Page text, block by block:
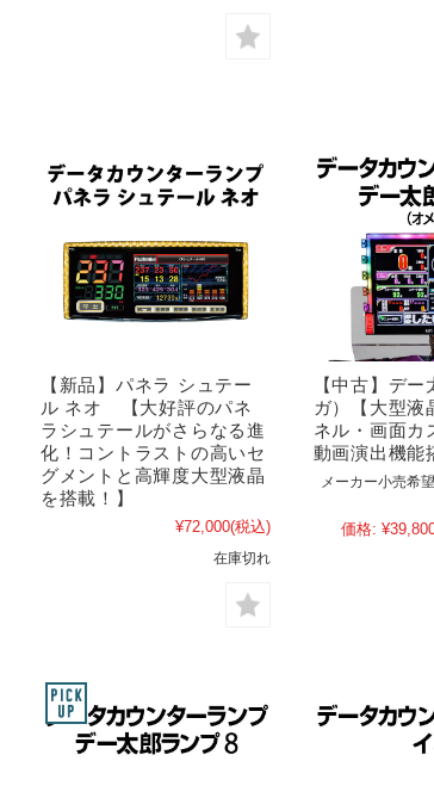
【新品】パネラ シュテー
ル ネオ 【大好評のパネ
ラシュテールがさらなる進
化！コントラストの高いセ
グメントと高輝度大型液晶
を搭載！】
¥72,000(税込)
在庫切れ
【中古】デ
ガ）【大型液
ネル・画面カ
動画演出機能
メーカー小売希
価格: